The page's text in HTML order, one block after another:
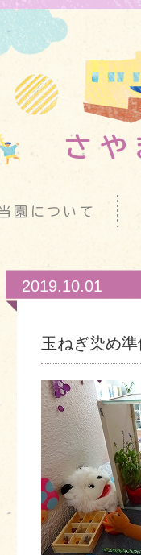
2019.10.01
玉ねぎ染め